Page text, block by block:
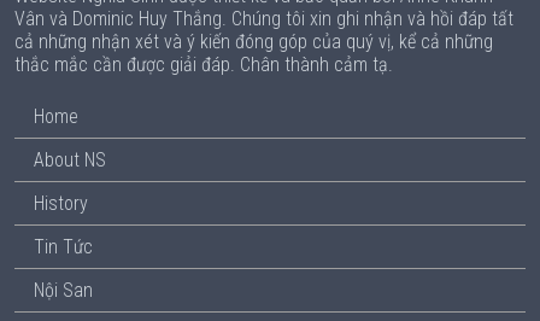
Vân và Dominic Huy Thắng. Chúng tôi xin ghi nhận và hồi đáp tất
cả những nhận xét và ý kiến đóng góp của quý vị, kể cả những
thắc mắc cần được giải đáp. Chân thành cảm tạ.
Home
About NS
History
Tin Tức
Nội San